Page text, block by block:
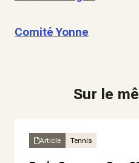
Comité Yonne
Sur le
Article Tennis